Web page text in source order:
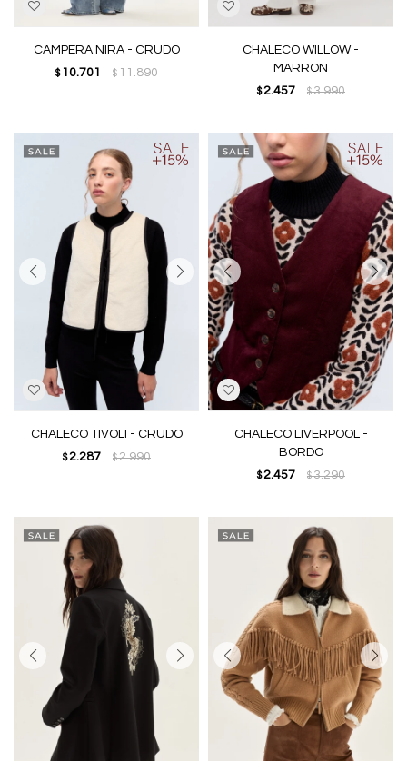
CAMPERA NIRA - CRUDO
$ 10.701 $11.890
CHALECO WILLOW -
MARRON
$ 2.457 $3.990
CHALECO TIVOLI - CRUDO
$ 2.287 $2.990
CHALECO LIVERPOOL -
BORDO
$ 2.457 $3.290